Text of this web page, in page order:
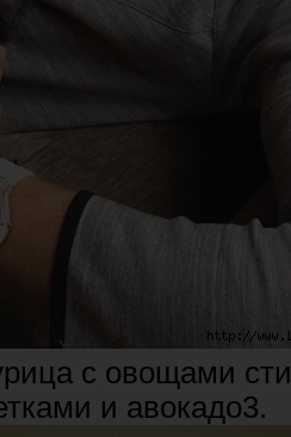
с овощами
и авокадо3.